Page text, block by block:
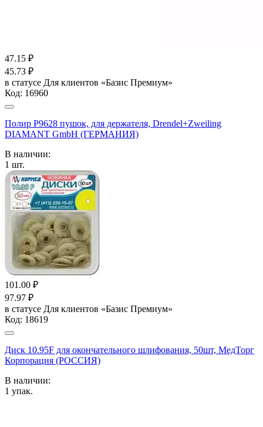
47.15 ₽
45.73 ₽
в статусе Для клиентов «Базис Премиум»
Код: 16960
Полир Р9628 пушок, для держателя, Drendel+Zweiling
DIAMANT GmbH (ГЕРМАНИЯ)
В наличии:
1 шт.
101.00 ₽
97.97 ₽
в статусе Для клиентов «Базис Премиум»
Код: 18619
Диск 10.95F для окончательного шлифования, 50шт, МедТорг
Корпорация (РОССИЯ)
В наличии:
1 упак.